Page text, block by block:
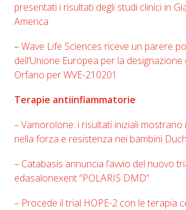
presentati i risultati degli studi clinici in
America
–Wave Life Sciences riceve un parere
dell’Unione Europea per la
Orfano per WVE-210201
Terapie antiinfiammatorie
– Vamorolone: i risultati iniziali mostrano
nella forza e resistenza nei bambini
– Catabasis annuncia l’avvio del nuovo
edasalonexent “POLARIS DMD”
– Procede il trial HOPE-2 con le terapia